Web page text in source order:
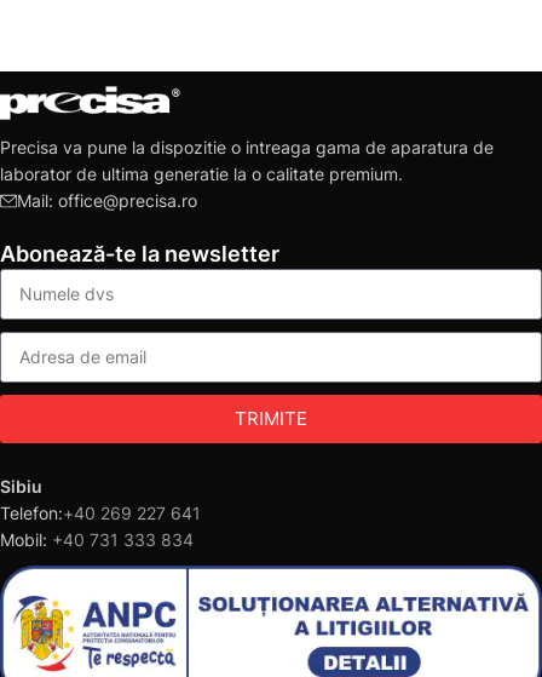
Precisa va pune la dispozitie o intreaga gama de aparatura de
laborator de ultima generatie la o calitate premium.
Mail: office@precisa.ro
Abonează-te la newsletter
TRIMITE
Sibiu
Telefon:+40 269 227 641
Mobil: +40 731 333 834